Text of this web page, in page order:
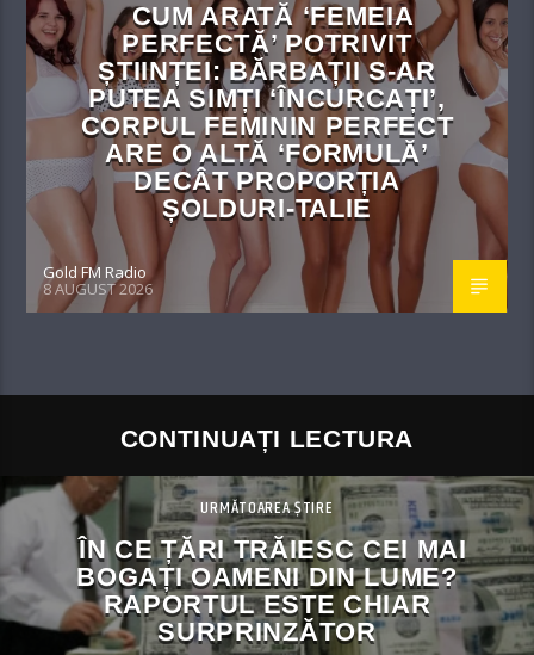
CUM ARATĂ ‘FEMEIA
PERFECTĂ’ POTRIVIT
ȘTIINȚEI: BĂRBAȚII S-AR
PUTEA SIMȚI ‘ÎNCURCAȚI’,
CORPUL FEMININ PERFECT
ARE O ALTĂ ‘FORMULĂ’
DECÂT PROPORȚIA
ȘOLDURI-TALIE
Gold FM Radio
8 AUGUST 2026
CONTINUAȚI LECTURA
URMĂTOAREA ȘTIRE
ÎN CE ȚĂRI TRĂIESC CEI MAI
BOGAȚI OAMENI DIN LUME?
RAPORTUL ESTE CHIAR
SURPRINZĂTOR